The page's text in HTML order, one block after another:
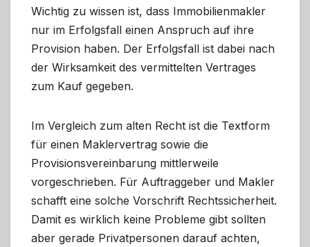
Wichtig zu wissen ist, dass Immobilienmakler
nur im Erfolgsfall einen Anspruch auf ihre
Provision haben. Der Erfolgsfall ist dabei nach
der Wirksamkeit des vermittelten Vertrages
zum Kauf gegeben.
Im Vergleich zum alten Recht ist die Textform
für einen Maklervertrag sowie die
Provisionsvereinbarung mittlerweile
vorgeschrieben. Für Auftraggeber und Makler
schafft eine solche Vorschrift Rechtssicherheit.
Damit es wirklich keine Probleme gibt sollten
aber gerade Privatpersonen darauf achten,